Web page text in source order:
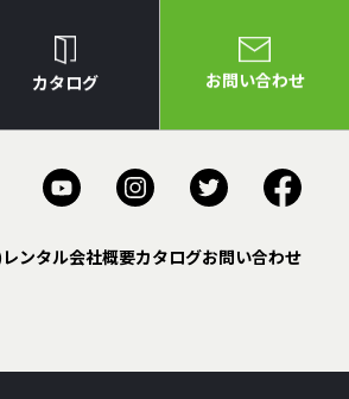
カタログ お問い合わせ
レンタル会社概要カタログお問い合わせ